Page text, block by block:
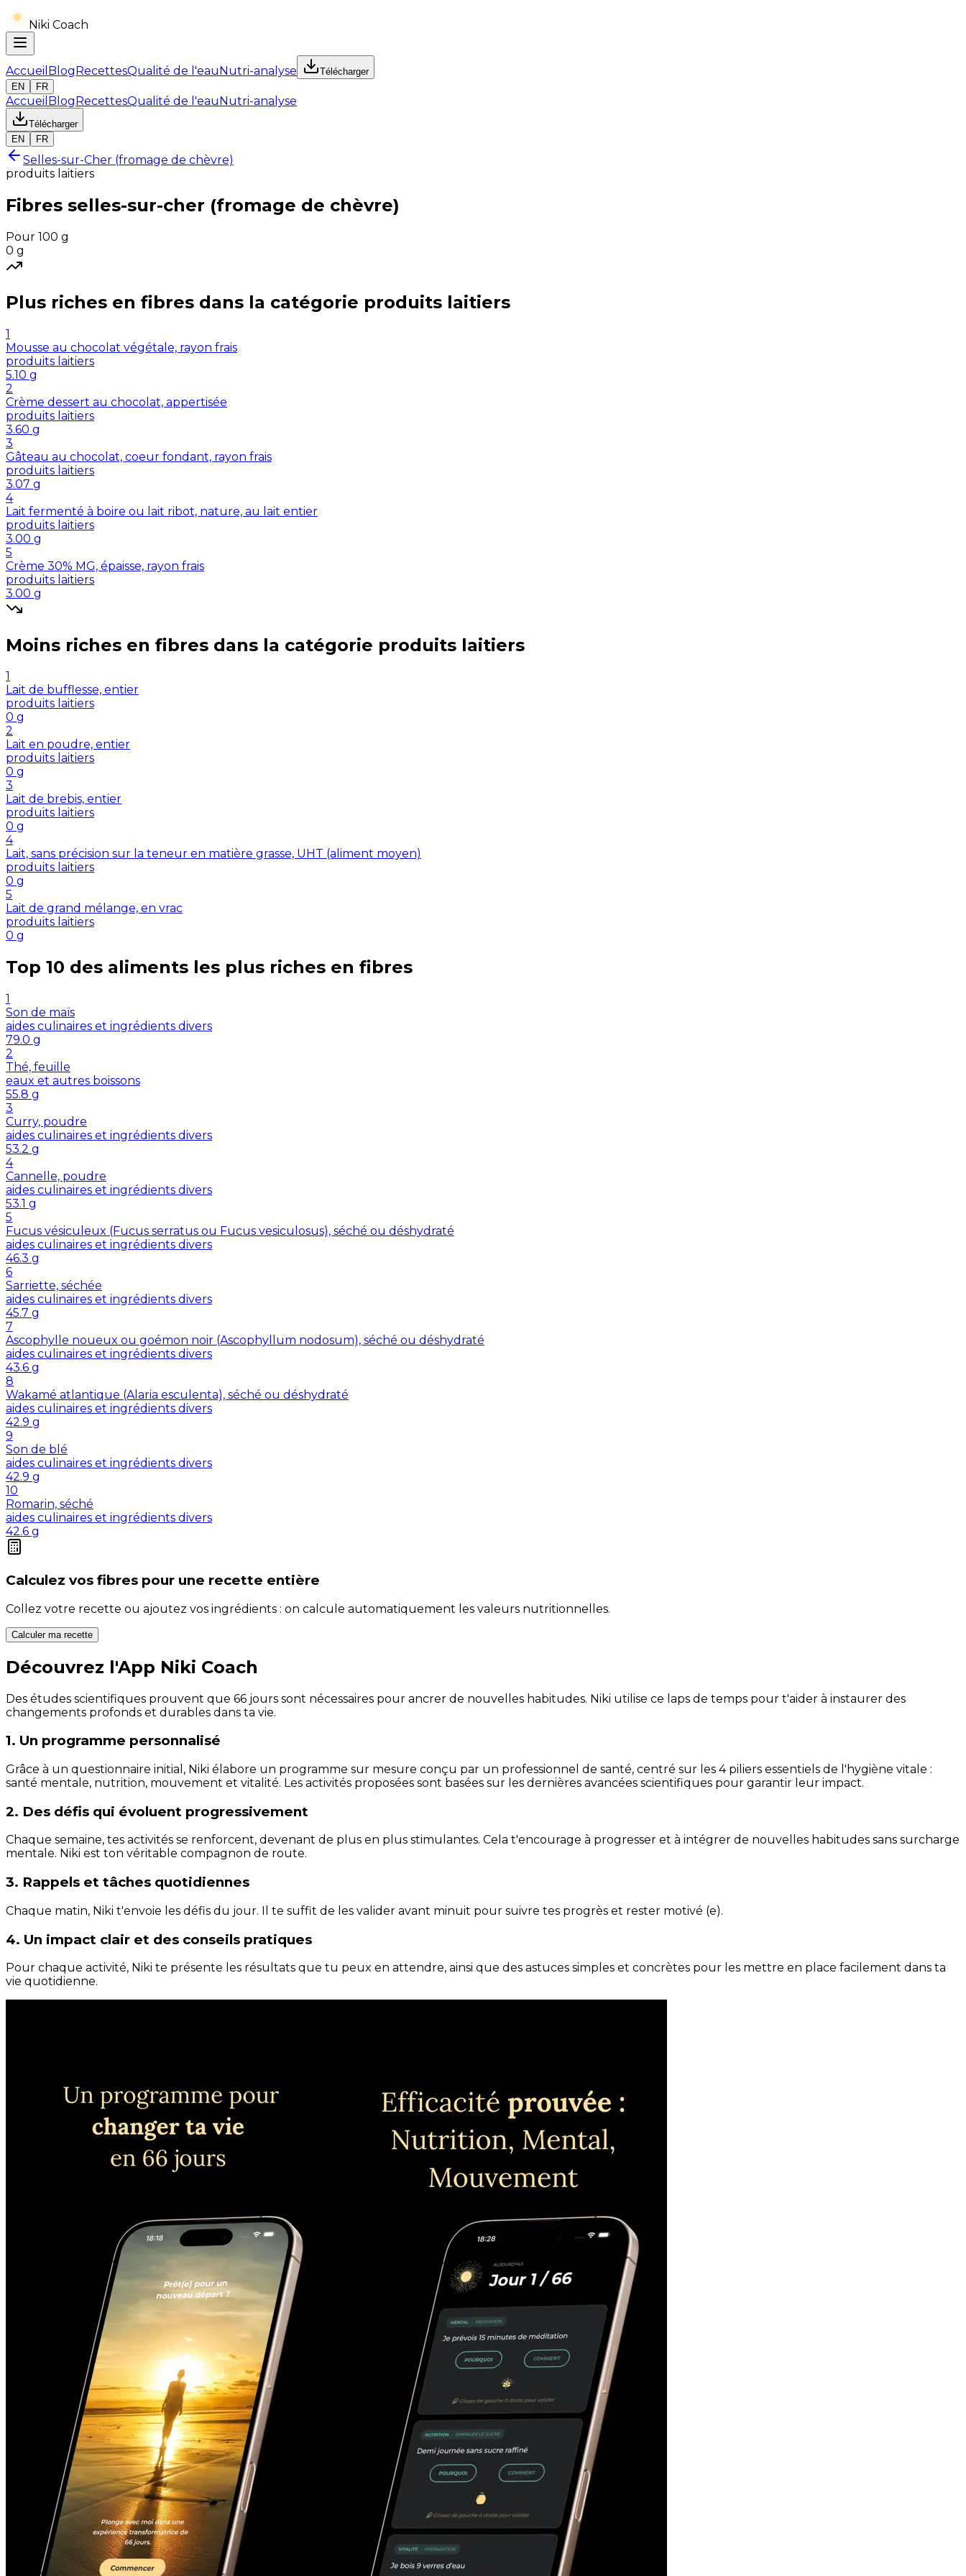
Niki Coach
Accueil BlogRecettesQualité de l'eauNutri-analyse
Télécharger
EN
FR
Accueil BlogRecettesQualité de l'eauNutri-analyse
Télécharger
EN
FR
Selles-sur-Cher (fromage de chèvre)
produits laitiers
Fibres selles-sur-cher (fromage de chèvre)
Pour 100 g
0 g
Plus riches en fibres dans la catégorie produits laitiers
1
Mousse au chocolat végétale, rayon frais
produits laitiers
5.10 g
2
Crème dessert au chocolat, appertisée
produits laitiers
3.60 g
3
Gâteau au chocolat, coeur fondant, rayon frais
produits laitiers
3.07 g
4
Lait fermenté à boire ou lait ribot, nature, au lait entier
produits laitiers
3.00 g
5
Crème 30% MG, épaisse, rayon frais
produits laitiers
3.00 g
Moins riches en fibres dans la catégorie produits laitiers
1
Lait de bufflesse, entier
produits laitiers
0 g
2
Lait en poudre, entier
produits laitiers
0 g
3
Lait de brebis, entier
produits laitiers
0 g
4
Lait, sans précision sur la teneur en matière grasse, UHT (aliment moyen)
produits laitiers
0 g
5
Lait de grand mélange, en vrac
produits laitiers
0 g
Top 10 des aliments les plus riches en fibres
1
Son de maïs
aides culinaires et ingrédients divers
79.0 g
2
Thé, feuille
eaux et autres boissons
55.8 g
3
Curry, poudre
aides culinaires et ingrédients divers
53.2 g
4
Cannelle, poudre
aides culinaires et ingrédients divers
53.1 g
5
Fucus vésiculeux (Fucus serratus ou Fucus vesiculosus), séché ou déshydraté
aides culinaires et ingrédients divers
46.3 g
6
Sarriette, séchée
aides culinaires et ingrédients divers
45.7 g
7
Ascophylle noueux ou goémon noir (Ascophyllum nodosum), séché ou déshydraté
aides culinaires et ingrédients divers
43.6 g
8
Wakamé atlantique (Alaria esculenta), séché ou déshydraté
aides culinaires et ingrédients divers
42.9 g
9
Son de blé
aides culinaires et ingrédients divers
42.9 g
10
Romarin, séché
aides culinaires et ingrédients divers
42.6 g
Calculez vos fibres pour une recette entière
Collez votre recette ou ajoutez vos ingrédients : on calcule automatiquement les valeurs nutritionnelles.
Calculer ma recette
Découvrez l'App Niki Coach
Des études scientifiques prouvent que 66 jours sont nécessaires pour ancrer de nouvelles habitudes. Niki utilise ce laps de temps pour t'aider à instaurer des
changements profonds et durables dans ta vie.
1. Un programme personnalisé
Grâce à un questionnaire initial, Niki élabore un programme sur mesure conçu par un professionnel de santé, centré sur les 4 piliers essentiels de l'hygiène vitale :
santé mentale, nutrition, mouvement et vitalité. Les activités proposées sont basées sur les dernières avancées scientifiques pour garantir leur impact.
2. Des défis qui évoluent progressivement
Chaque semaine, tes activités se renforcent, devenant de plus en plus stimulantes. Cela t'encourage à progresser et à intégrer de nouvelles habitudes sans surcharge
mentale. Niki est ton véritable compagnon de route.
3. Rappels et tâches quotidiennes
Chaque matin, Niki t'envoie les défis du jour. Il te suffit de les valider avant minuit pour suivre tes progrès et rester motivé (e).
4. Un impact clair et des conseils pratiques
Pour chaque activité, Niki te présente les résultats que tu peux en attendre, ainsi que des astuces simples et concrètes pour les mettre en place facilement dans ta
vie quotidienne.